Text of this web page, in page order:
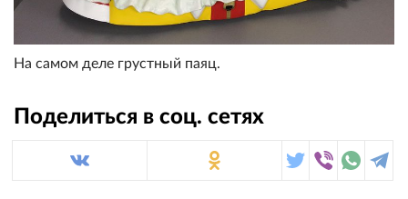
На самом деле грустный паяц.
Поделиться в соц. сетях